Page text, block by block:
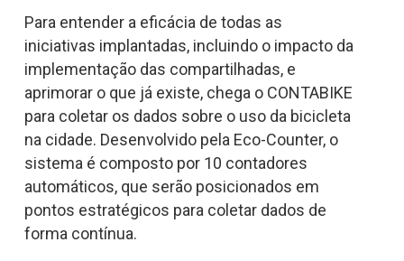
Para entender a eficácia de todas as
iniciativas implantadas, incluindo o impacto da
implementação das compartilhadas, e
aprimorar o que já existe, chega o CONTABIKE
para coletar os dados sobre o uso da bicicleta
na cidade. Desenvolvido pela Eco-Counter, o
sistema é composto por 10 contadores
automáticos, que serão posicionados em
pontos estratégicos para coletar dados de
forma contínua.